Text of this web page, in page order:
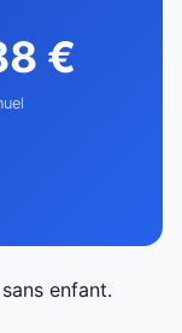
€
enfant.